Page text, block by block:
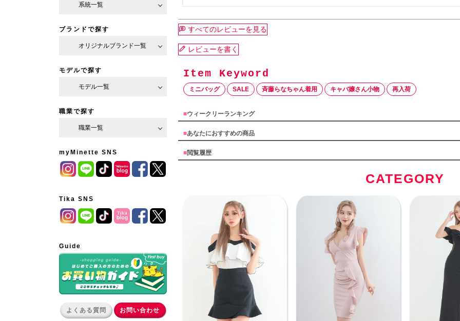
系統一覧
ブランドで探す
オリジナルブランド一覧
モデルで探す
モデル一覧
職業で探す
職業一覧
myMinette SNS
Tika SNS
Guide
よくある質問 お問い合わせ
すべてのレビューを見る
レビューを書く
ミニバッグ SALE 斉藤らなちゃん着用 キャバ嬢さん小物 再入荷
■ウィークリーランキング
■あなたにおすすめの商品
■閲覧履歴
CATEGORY